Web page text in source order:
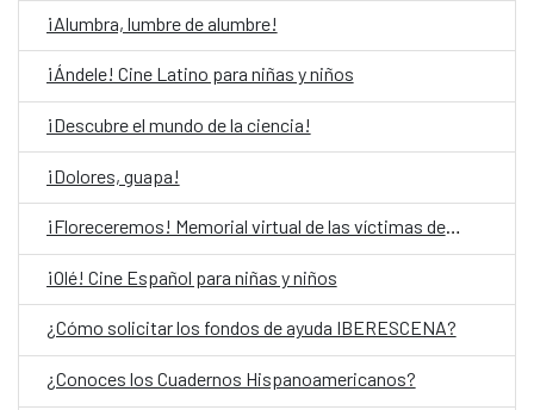
¡Alumbra, lumbre de alumbre!
¡Ándele! Cine Latino para niñas y niños
¡Descubre el mundo de la ciencia!
¡Dolores, guapa!
¡Floreceremos! Memorial virtual de las víctimas del Conflicto Armado Interno en Guatemala
¡Olé! Cine Español para niñas y niños
¿Cómo solicitar los fondos de ayuda IBERESCENA?
¿Conoces los Cuadernos Hispanoamericanos?